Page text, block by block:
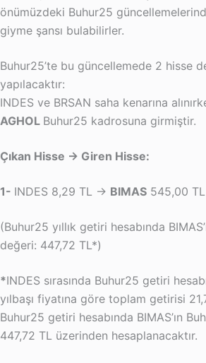
önümüzdeki Buhur25
giyme şansı bulabilirler.
Buhur25’te bu güncellemede 2 hisse
yapılacaktır:
INDES ve BRSAN saha kenarına
AGHOL Buhur25 kadrosuna girmiştir.
Çıkan Hisse → Giren Hisse:
1- INDES 8,29 TL → BIMAS 545,00 TL
(Buhur25 yıllık getiri hesabında
değeri: 447,72 TL*)
*INDES sırasında Buhur25 getiri
yılbaşı fiyatına göre toplam getirisi
Buhur25 getiri hesabında BIMAS’ın
447,72 TL üzerinden hesaplanacaktır.